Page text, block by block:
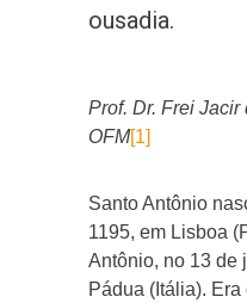
ousadia.
Prof. Dr. Frei Jacir
OFM[1]
Santo Antônio
1195, em Lisboa
Antônio, no 13 de
Pádua (Itália).